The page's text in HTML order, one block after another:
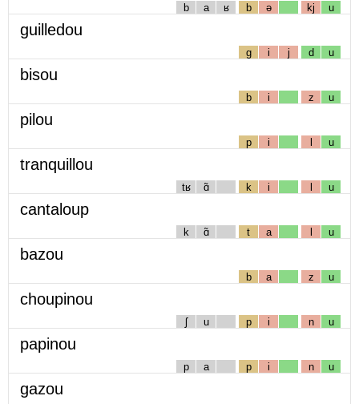
b a ʁ b ə kj u
guilledou
g i j d u
bisou
b i z u
pilou
p i l u
tranquillou
tʁ ɑ̃ k i l u
cantaloup
k ɑ̃ t a l u
bazou
b a z u
choupinou
ʃ u p i n u
papinou
p a p i n u
gazou